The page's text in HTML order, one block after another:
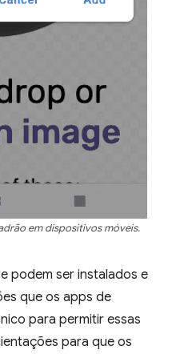
em dispositivos móveis.
podem ser instalados e
que os apps de
para permitir essas
para que os